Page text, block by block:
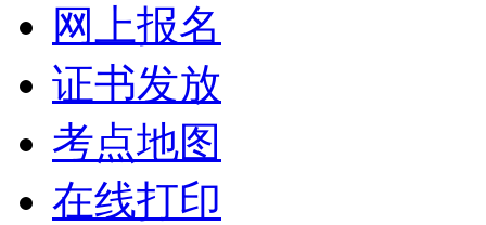
网上报名
证书发放
考点地图
在线打印